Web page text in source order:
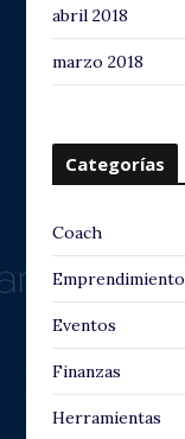
abril 2018
marzo 2018
Categorías
Coach
Emprendimiento
Eventos
Finanzas
Herramientas